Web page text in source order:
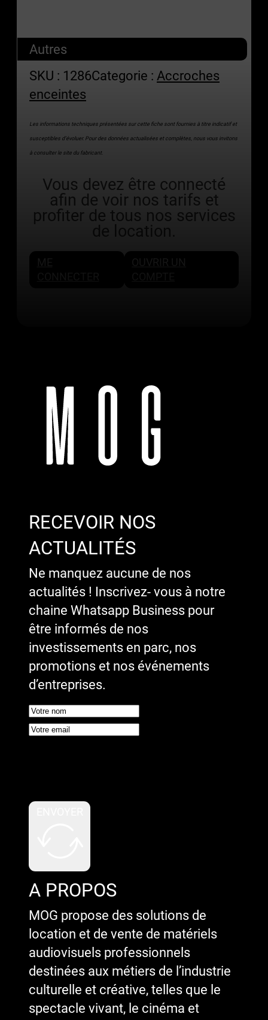
Autres
SKU : 1286Categorie : Accroches
enceintes
Les informations techniques présentées sur cette fiche sont fournies à titre indicatif et
susceptibles d’évoluer. Pour des données actualisées et complètes, nous vous invitons
à consulter le site du fabricant.
Vous devez être connecté
afin de voir nos tarifs et
profiter de tous nos services
de location.
RECEVOIR NOS
ACTUALITÉS
Ne manquez aucune de nos
actualités ! Inscrivez- vous à notre
chaine Whatsapp Business pour
être informés de nos
investissements en parc, nos
promotions et nos événements
d’entreprises.
A PROPOS
MOG propose des solutions de
location et de vente de matériels
audiovisuels professionnels
destinées aux métiers de l’industrie
culturelle et créative, telles que le
spectacle vivant, le cinéma et